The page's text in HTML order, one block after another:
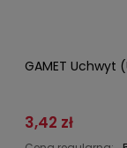
GAMET
3,42 zł